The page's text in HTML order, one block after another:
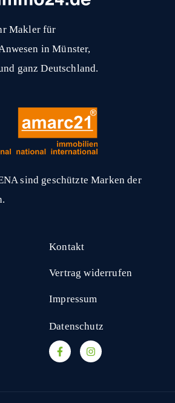
Makler für
in Münster,
ganz Deutschland.
sind geschützte Marken der
Kontakt
Vertrag widerrufen
Impressum
Datenschutz